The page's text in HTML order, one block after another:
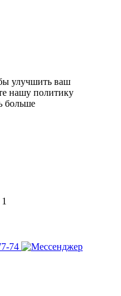
улучшить ваш
нашу политику
больше
74